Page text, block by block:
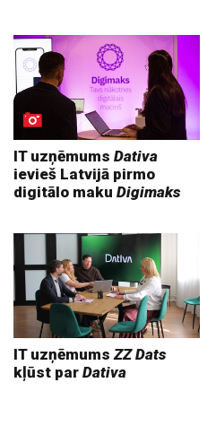
IT uzņēmumsDativa
ievieš Latvijā pirmo
digitālo makuDigimaks
IT uzņēmumsZZ Dats
kļūst parDativa